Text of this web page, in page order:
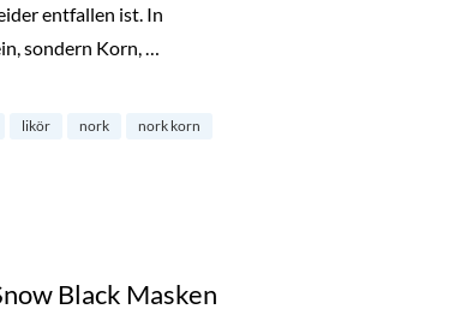
entfallen ist. In
sondern Korn, …
Likör von Nork“
likör nork
nork korn
Black Masken